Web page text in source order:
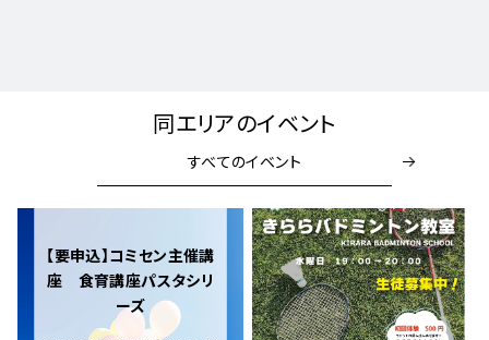
同エリアのイベント
すべてのイベント
【要申込】コミセン主催講
座 食育講座パスタシリ
ーズ